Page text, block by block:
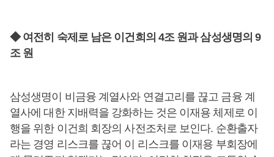
◆ 여전히 숙제로 남은 이건희의 4조 원과 삼성생명의 9
조 원
삼성생명이 비금융 계열사와 연결고리를 끊고 금융 계
열사에 대한 지배력을 강화하는 것은 이재용 체제로 이
행을 위한 이건희 회장의 사전조처로 보인다. 순환출자
라는 경영 리스크를 끊어 이 리스크를 이재용 부회장에